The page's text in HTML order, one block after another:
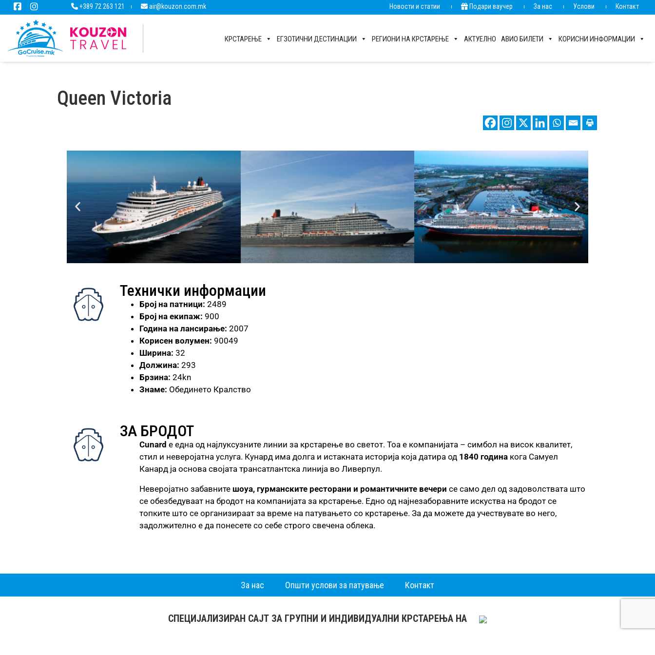
+389 72 263 121 air@kouzon.com.mk Новости и статии Подари ваучер За нас Услови Контакт
КРСТАРЕЊЕ ЕГЗОТИЧНИ ДЕСТИНАЦИИ РЕГИОНИ НА КРСТАРЕЊЕ АКТУЕЛНО АВИО БИЛЕТИ КОРИСНИ ИНФОРМАЦИИ
Queen Victoria
Технички информации
Број на патници: 2489
Број на екипаж: 900
Година на лансирање: 2007
Корисен волумен: 90049
Ширина: 32
Должина: 293
Брзина: 24kn
Знаме: Обединето Кралство
ЗА БРОДОТ
Cunard е една од најлуксузните линии за крстарење во светот. Тоа е компанијата – симбол на висок квалитет,
стил и неверојатна услуга. Кунард има долга и истакната историја која датира од 1840 година кога Самуел
Канард ја основа својата трансатлантска линија во Ливерпул.
Неверојатно забавните шоуа, гурманските ресторани и романтичните вечери се само дел од задоволствата што
се обезбедуваат на бродот на компанијата за крстарење. Едно од најнезаборавните искуства на бродот се
топките што се организираат за време на патувањето со крстарење. За да можете да учествувате во него,
задолжително е да понесете со себе строго свечена облека.
За нас Општи услови за патување Контакт
СПЕЦИЈАЛИЗИРАН САЈТ ЗА ГРУПНИ И ИНДИВИДУАЛНИ КРСТАРЕЊА НА